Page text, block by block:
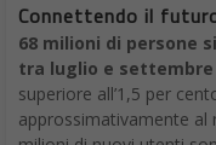
Connettendo il
68 milioni di persone
tra luglio e settembre
superiore all’1,5 per
approssimativamente al